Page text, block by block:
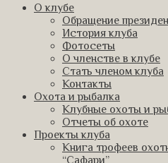
О клубе
Обращение
История клуба
Фотосеты
О членстве в клубе
Стать членом клуба
Контакты
Охота и рыбалка
Клубные охоты и
Отчеты об охоте
Проекты клуба
Книга трофеев
“Сафари”